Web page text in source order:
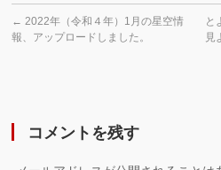
← 2022年（令和４年）1月の星空情
報、アップロードしました。
と
見
コメントを残す